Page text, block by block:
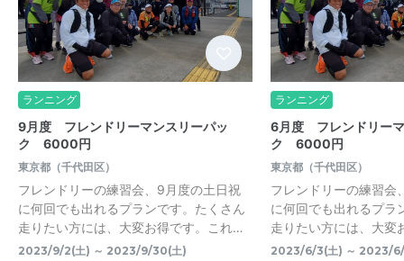
ランニング
9月度 フレンドリーマンスリーパッ
ク 6000円
東京都（千代田区）
フレンドリーの練習会、9月度の土日祝
に何回でも出れるプランです。たくさん
走りたい方には、大変お得です。これ…
2023/9/2(土) ～ 2023/9/30(土)
ランニング
6月度 フレンドリー
ク 6000円
東京都（千代田区）
フレンドリーの練習会
に何回でも出れるプラ
走りたい方には、大変
2023/6/3(土) ～ 2023/